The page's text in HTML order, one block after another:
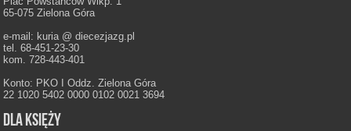
65-075 Zielona Góra
e-mail: kuria @ diecezjazg.pl
tel. 68-451-23-30
kom. 728-443-401
Konto: PKO I Oddz. Zielona Góra
22 1020 5402 0000 0102 0021 3694
Dla księży